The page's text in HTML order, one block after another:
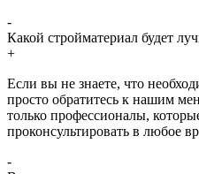
-
Какой стройматериал будет
+
Если вы не знаете, что
просто обратитесь к нашим
только профессионалы,
проконсультировать в любое
-